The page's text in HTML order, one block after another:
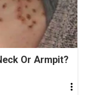
Or Armpit?